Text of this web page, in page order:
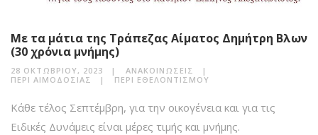
Με τα μάτια της Τράπεζας Αίματος Δημήτρη Βλων
(30 χρόνια μνήμης)
28 ΟΚΤΩΒΡΊΟΥ, 2023
ΑΝΑΚΟΙΝΏΣΕΙΣ
ΠΕΡΊ ΑΙΜΟΔΟΣΊΑΣ
ΠΕΡΊ ΕΘΕΛΟΝΤΙΣΜΟΎ
Κάθε τέλος Σεπτέμβρη, για την οικογένεια και για τις
Ειδικές Δυνάμεις είναι μέρες τιμής και μνήμης.